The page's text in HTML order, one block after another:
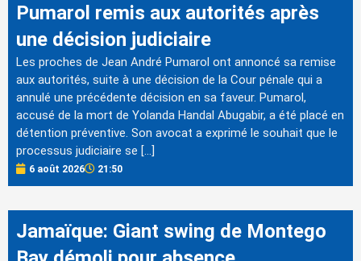
Pumarol remis aux autorités après
une décision judiciaire
Les proches de Jean André Pumarol ont annoncé sa remise
aux autorités, suite à une décision de la Cour pénale qui a
annulé une précédente décision en sa faveur. Pumarol,
accusé de la mort de Yolanda Handal Abugabir, a été placé en
détention préventive. Son avocat a exprimé le souhait que le
processus judiciaire se […]
6 août 2026 21:50
Jamaïque: Giant swing de Montego